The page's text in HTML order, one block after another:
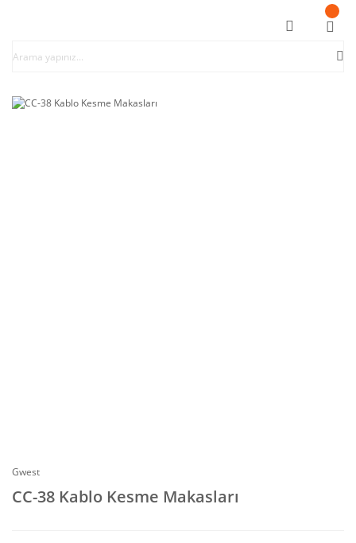
Gwest
CC-38 Kablo Kesme Makasları